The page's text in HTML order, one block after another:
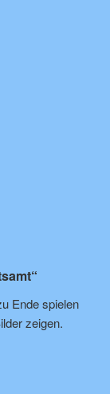
Ende spielen
zeigen.